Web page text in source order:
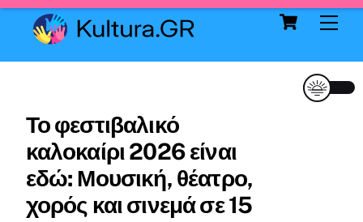
Skip
content
Cart
Το φεστιβαλικό
καλοκαίρι 2026 είναι
εδώ: Μουσική, θέατρο,
χορός και σινεμά σε 15